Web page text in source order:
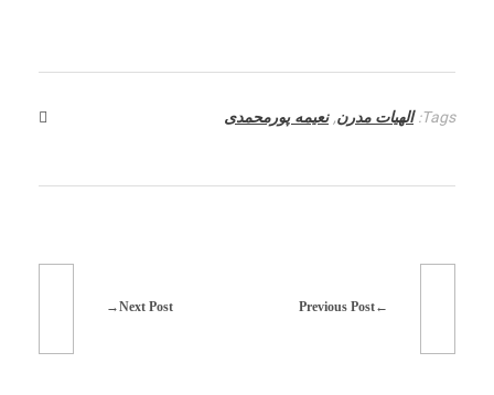
Tags: الهیات مدرن,نعیمه پورمحمدی
Previous Post
Next Post